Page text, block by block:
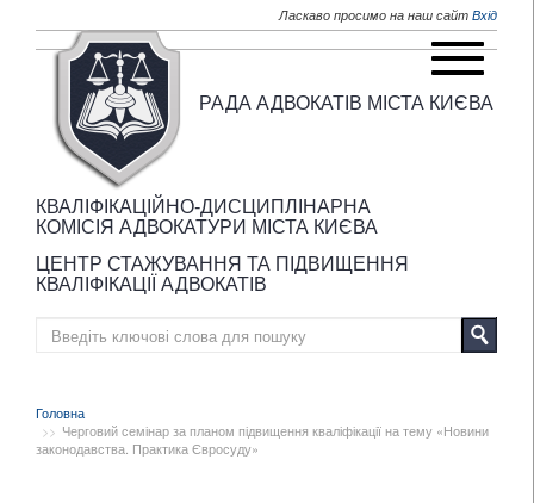
Ласкаво просимо на наш сайт Вхід
РАДА АДВОКАТІВ МІСТА КИЄВА
КВАЛІФІКАЦІЙНО-ДИСЦИПЛІНАРНА
КОМІСІЯ АДВОКАТУРИ МІСТА КИЄВА
ЦЕНТР СТАЖУВАННЯ ТА ПІДВИЩЕННЯ
КВАЛІФІКАЦІЇ АДВОКАТІВ
Головна
Черговий семінар за планом підвищення кваліфікації на тему «Новини
законодавства. Практика Євросуду»